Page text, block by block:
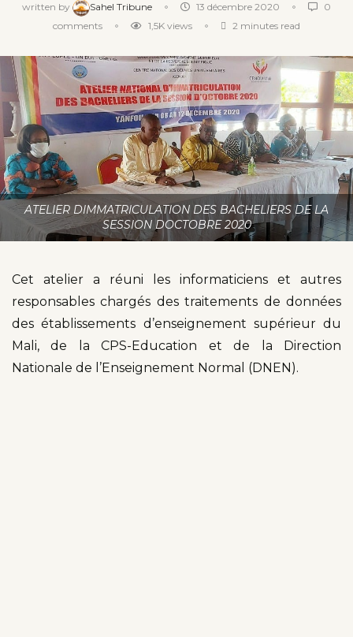
written by Sahel Tribune 13 décembre 2020
0
comments
1,5K views 2 minutes read
ATELIER DIMMATRICULATION DES BACHELIERS DE LA
SESSION DOCTOBRE 2020
Cet atelier a réuni les informaticiens et autres
responsables chargés des traitements de données
des établissements d’enseignement supérieur du
Mali, de la CPS-Education et de la Direction
Nationale de l’Enseignement Normal (DNEN).